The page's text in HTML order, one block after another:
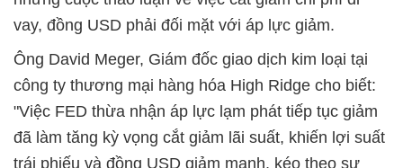
vay, đồng USD phải đối mặt với áp lực giảm.
Ông David Meger, Giám đốc giao dịch kim loại tại
công ty thương mại hàng hóa High Ridge cho biết:
"Việc FED thừa nhận áp lực lạm phát tiếp tục giảm
đã làm tăng kỳ vọng cắt giảm lãi suất, khiến lợi suất
trái phiếu và đồng USD giảm mạnh, kéo theo sự